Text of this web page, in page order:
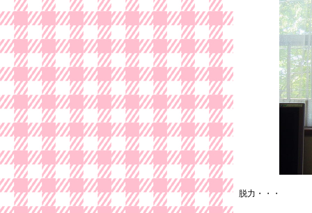
脱力・・・